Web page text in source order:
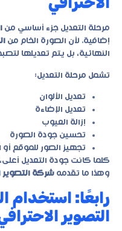
مرحلة التعديل جزء أساسي من
إضافية. لأن الصورة الخام من
النهائية، بل يتم تعديلها
تشمل مرحلة التعديل:
تعديل الألوان
تعديل الإضاءة
إزالة العيوب
تحسين جودة الصورة
تجهيز الصور للموقع أو
كلما كانت جودة التعديل
وهذا ما تقدمه شركة التصوير
رابعًا: استخدام
التصوير